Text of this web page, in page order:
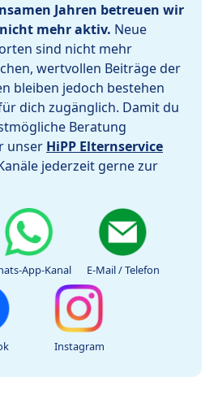
Jahren betreuen wir
mehr aktiv. Neue
sind nicht mehr
wertvollen Beiträge der
bleiben jedoch bestehen
dich zugänglich. Damit du
Beratung
unser HiPP Elternservice
jederzeit gerne zur
App-Kanal E-Mail / Telefon
Instagram